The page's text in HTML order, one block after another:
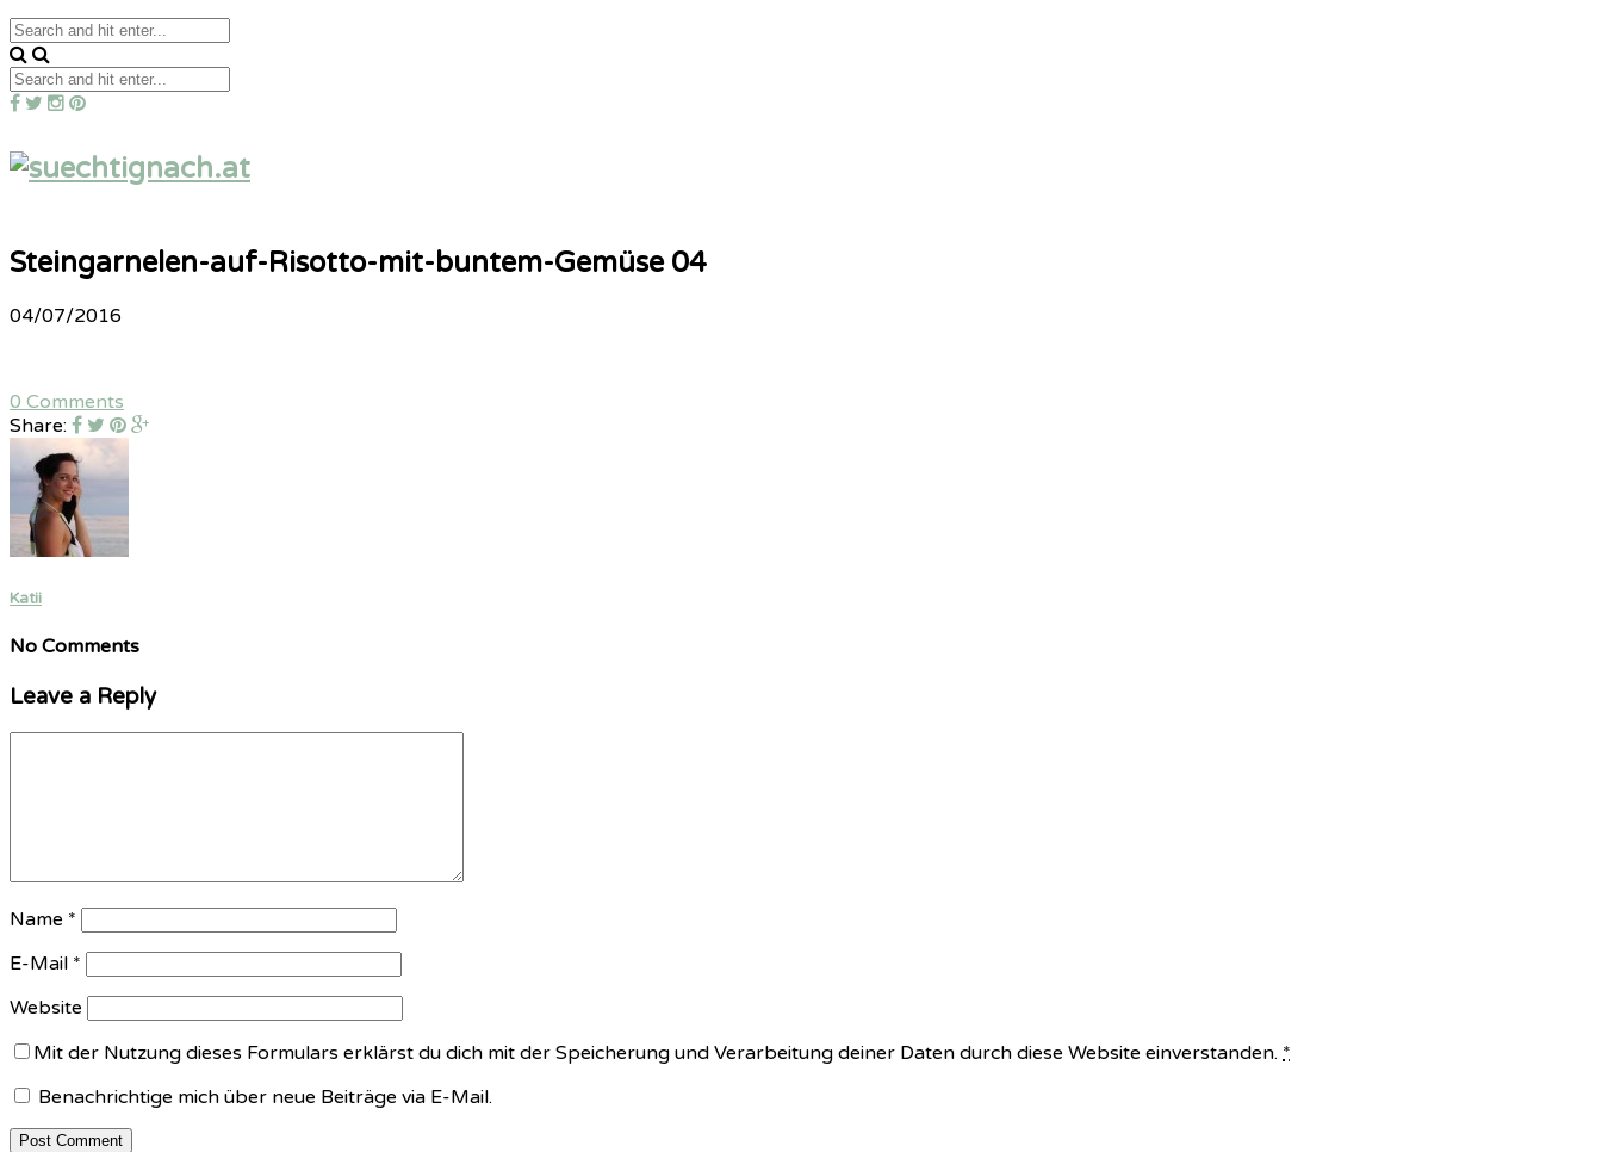
Steingarnelen-auf-Risotto-mit-buntem-Gemüse 04
04/07/2016
0 Comments
Share:
Katii
No Comments
Leave a Reply
Name *
E-Mail *
Website
Mit der Nutzung dieses Formulars erklärst du dich mit der Speicherung und Verarbeitung deiner Daten durch diese Website einverstanden. *
Benachrichtige mich über neue Beiträge via E-Mail.